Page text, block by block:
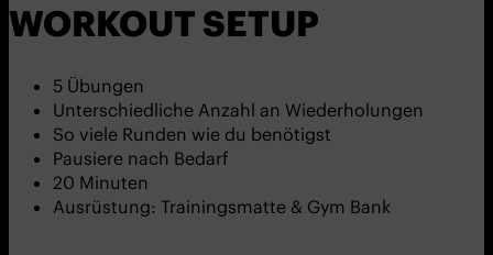
WORKOUT SETUP
5 Übungen
Unterschiedliche Anzahl an Wiederholungen
So viele Runden wie du benötigst
Pausiere nach Bedarf
20 Minuten
Ausrüstung: Trainingsmatte & Gym Bank